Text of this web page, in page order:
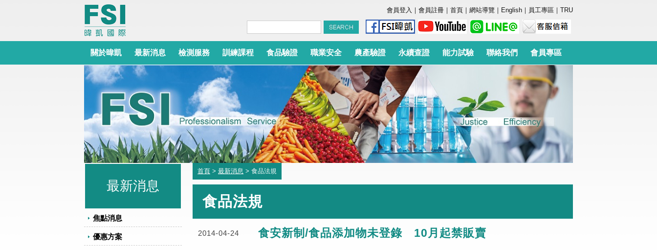
會員登入 ｜ 會員註冊 ｜ 首頁 ｜ 網站導覽 ｜ English ｜ 員工專區 ｜ TRU
關於暐凱 最新消息 檢測服務 訓練課程 食品驗證 職業安全 農產驗證 永續查證 能力試驗 聯絡我們 會員專區
最新消息
焦點消息
優惠方案
首頁 > 最新消息 > 食品法規
食品法規
2014-04-24 食安新制/食品添加物未登錄 10月起禁販賣